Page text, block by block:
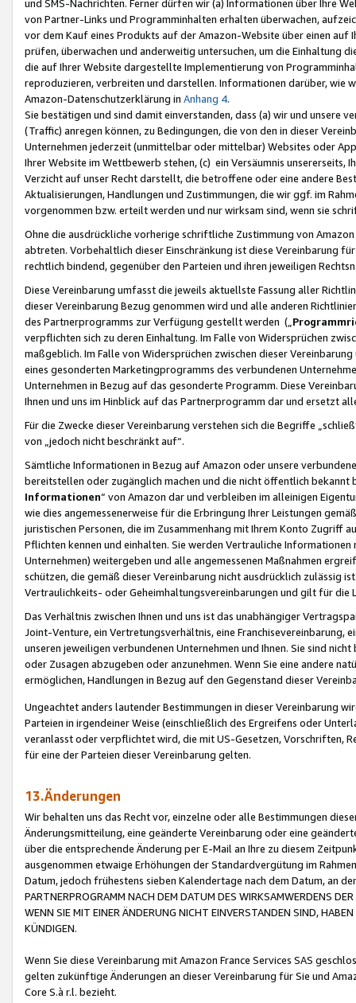
und SMS-Nachrichten. Ferner dürfen wir (a) Informationen über Ihre
von Partner-Links und Programminhalten erhalten überwachen,
vor dem Kauf eines Produkts auf der Amazon-Website über einen
prüfen, überwachen und anderweitig untersuchen, um die Einhaltung
die auf Ihrer Website dargestellte Implementierung von
reproduzieren, verbreiten und darstellen. Informationen darüber, wie
Amazon-Datenschutzerklärung in Anhang 4.
Sie bestätigen und sind damit einverstanden, dass (a) wir und
(Traffic) anregen können, zu Bedingungen, die von den in dieser
Unternehmen jederzeit (unmittelbar oder mittelbar) Websites oder
Ihrer Website im Wettbewerb stehen, (c) ein Versäumnis unsererseits,
Verzicht auf unser Recht darstellt, die betroffene oder eine andere
Aktualisierungen, Handlungen und Zustimmungen, die wir ggf. im
vorgenommen bzw. erteilt werden und nur wirksam sind, wenn sie
Ohne die ausdrückliche vorherige schriftliche Zustimmung von
abtreten. Vorbehaltlich dieser Einschränkung ist diese Vereinbarung
rechtlich bindend, gegenüber den Parteien und ihren jeweiligen
Diese Vereinbarung umfasst die jeweils aktuellste Fassung aller
dieser Vereinbarung Bezug genommen wird und alle anderen
des Partnerprogramms zur Verfügung gestellt werden („
verpflichten sich zu deren Einhaltung. Im Falle von Widersprüchen
maßgeblich. Im Falle von Widersprüchen zwischen dieser
eines gesonderten Marketingprogramms des verbundenen
Unternehmen in Bezug auf das gesonderte Programm. Diese
Ihnen und uns im Hinblick auf das Partnerprogramm dar und ersetzt
Für die Zwecke dieser Vereinbarung verstehen sich die Begriffe
von „jedoch nicht beschränkt auf“.
Sämtliche Informationen in Bezug auf Amazon oder unsere
bereitstellen oder zugänglich machen und die nicht öffentlich
Informationen“ von Amazon dar und verbleiben im alleinigen
wie dies angemessenerweise für die Erbringung Ihrer Leistungen
juristischen Personen, die im Zusammenhang mit Ihrem Konto
Pflichten kennen und einhalten. Sie werden Vertrauliche
Unternehmen) weitergeben und alle angemessenen Maßnahmen
schützen, die gemäß dieser Vereinbarung nicht ausdrücklich zulässig
Vertraulichkeits- oder Geheimhaltungsvereinbarungen und gilt für die
Das Verhältnis zwischen Ihnen und uns ist das unabhängiger
Joint-Venture, ein Vertretungsverhältnis, eine Franchisevereinbarung,
unseren jeweiligen verbundenen Unternehmen und Ihnen. Sie sind
oder Zusagen abzugeben oder anzunehmen. Wenn Sie eine andere
ermöglichen, Handlungen in Bezug auf den Gegenstand dieser
Ungeachtet anders lautender Bestimmungen in dieser Vereinbarung
Parteien in irgendeiner Weise (einschließlich des Ergreifens oder
veranlasst oder verpflichtet wird, die mit US-Gesetzen, Vorschriften,
für eine der Parteien dieser Vereinbarung gelten.
13.Änderungen
Wir behalten uns das Recht vor, einzelne oder alle Bestimmungen
Änderungsmitteilung, eine geänderte Vereinbarung oder eine
über die entsprechende Änderung per E-Mail an Ihre zu diesem
ausgenommen etwaige Erhöhungen der Standardvergütung im
Datum, jedoch frühestens sieben Kalendertage nach dem Datum, an
PARTNERPROGRAMM NACH DEM DATUM DES WIRKSAMWERDENS
WENN SIE MIT EINER ÄNDERUNG NICHT EINVERSTANDEN SIND,
KÜNDIGEN.
Wenn Sie diese Vereinbarung mit Amazon France Services SAS
gelten zukünftige Änderungen an dieser Vereinbarung für Sie und
Core S.à r.l. bezieht.